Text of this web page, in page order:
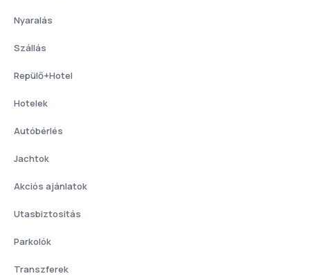
Nyaralás
Szállás
Repülő+Hotel
Hotelek
Autóbérlés
Jachtok
Akciós ajánlatok
Utasbiztositás
Parkolók
Transzferek